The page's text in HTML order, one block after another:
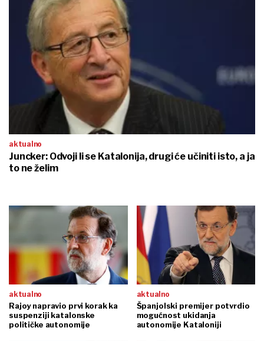
aktualno
Juncker: Odvoji li se Katalonija, drugi će učiniti isto, a ja
to ne želim
aktualno
Rajoy napravio prvi korak ka
suspenziji katalonske
političke autonomije
aktualno
Španjolski premijer potvrdio
mogućnost ukidanja
autonomije Kataloniji